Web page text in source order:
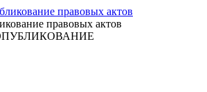
правовых актов